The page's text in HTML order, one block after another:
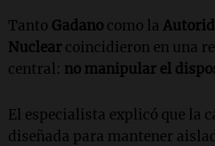
Tanto Gadano como la
Nuclear coincidieron en una
central: no manipular el
El especialista explicó que la
diseñada para mantener